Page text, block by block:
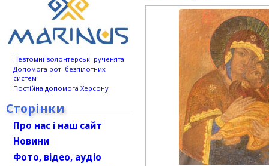
Невтомні волонтерські рученята
Допомога роті безпілотних
систем
Постійна допомога Херсону
Сторінки
Про нас і наш сайт
Новини
Фото, відео, аудіо